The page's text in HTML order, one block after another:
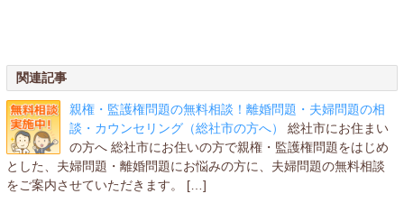
関連記事
親権・監護権問題の無料相談！離婚問題・夫婦問題の相
談・カウンセリング（総社市の方へ）
総社市にお住まい
の方へ 総社市にお住いの方で親権・監護権問題をはじめ
とした、夫婦問題・離婚問題にお悩みの方に、夫婦問題の無料相談
をご案内させていただきます。 […]